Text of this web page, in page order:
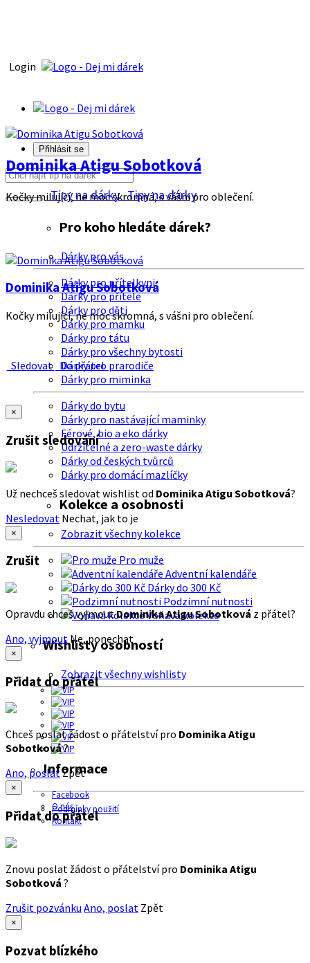
Login
Přihlásit se
Tipy na dárkyTipy na dárky
Pro koho hledáte dárek?
Dárky pro vás
Dárky pro přítelkyni
Dárky pro přítele
Dárky pro děti
Dárky pro mamku
Dárky pro tátu
Dárky pro všechny bytosti
Dárky pro prarodiče
Dárky pro miminka
Dárky do bytu
Dárky pro nastávající maminky
Férové, bio a eko dárky
Udržitelné a zero-waste dárky
Dárky od českých tvůrců
Dárky pro domácí mazlíčky
Kolekce a osobnosti
Zobrazit všechny kolekce
Pro muže
Adventní kalendáře
Dárky do 300 Kč
Podzimní nutnosti
Voňavá kolekce
Wishlisty osobností
Zobrazit všechny wishlisty
Informace
Facebook
O nás
Podmínky použití
Kontakt
Dominika Atigu Sobotková
Kočky milující, ne moc skromná, s vášni pro oblečení.
Dominika Atigu Sobotková
Kočky milující, ne moc skromná, s vášni pro oblečení.
Sledovat Do přátel
×
Zrušit sledování
Už nechceš sledovat wishlist od Dominika Atigu Sobotková?
Nesledovat Nechat, jak to je
×
Zrušit
Opravdu chceš vyjmoutDominika Atigu Sobotková z přátel?
Ano, vyjmout Ne, ponechat
×
Přidat do přátel
Chceš poslat žádost o přátelství pro Dominika Atigu
Sobotková?
Ano, poslatZpět
×
Přidat do přátel
Znovu poslat žádost o přátelství pro Dominika Atigu
Sobotková ?
Zrušit pozvánku Ano, poslat Zpět
×
Pozvat blízkého